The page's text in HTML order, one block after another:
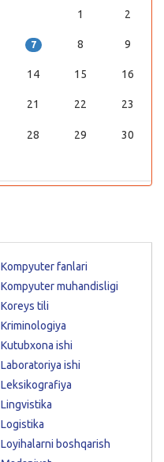
1
2
7 8 9
14 15 16
21 22 23
28 29 30
Kompyuter fanlari
Kompyuter muhandisligi
Koreys tili
Kriminologiya
Kutubxona ishi
Laboratoriya ishi
Leksikografiya
Lingvistika
Logistika
Loyihalarni boshqarish